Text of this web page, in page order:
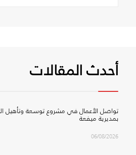
أحدث المقالات
تواصل الأعمال في مشروع توسعة وتأهيل
بمديرية ميفعة
06/08/2026